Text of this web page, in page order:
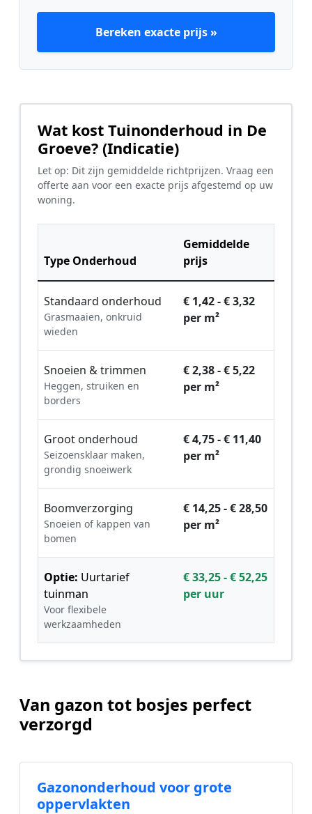
Bereken exacte prijs »
Wat kost Tuinonderhoud in De
Groeve? (Indicatie)
Let op: Dit zijn gemiddelde richtprijzen. Vraag een
offerte aan voor een exacte prijs afgestemd op uw
woning.
Type Onderhoud
Gemiddelde
prijs
Standaard onderhoud
Grasmaaien, onkruid
wieden
€ 1,42 - € 3,32
per m²
Snoeien & trimmen
Heggen, struiken en
borders
€ 2,38 - € 5,22
per m²
Groot onderhoud
Seizoensklaar maken,
grondig snoeiwerk
€ 4,75 - € 11,40
per m²
Boomverzorging
Snoeien of kappen van
bomen
€ 14,25 - € 28,50
per m²
Optie: Uurtarief
tuinman
Voor flexibele
werkzaamheden
€ 33,25 - € 52,25
per uur
Van gazon tot bosjes perfect
verzorgd
Gazononderhoud voor grote
oppervlakten